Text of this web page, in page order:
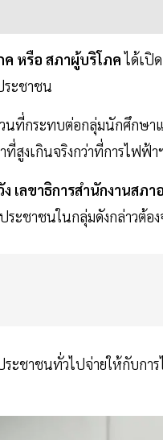
ค หรือ สภาผู้บริโภคได้เปิ
ะชาชน
นที่กระทบต่อกลุ่มนักศึกษา
สูงเกินจริงกว่าที่การไฟฟ้า
เลขาธิการสำนักงานสภ
ะชาชนในกลุ่มดังกล่าวต้อ
ระชาชนทั่วไปจ่ายให้กับก